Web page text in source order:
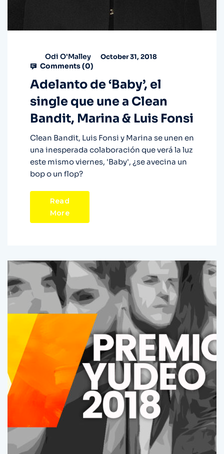
Odi O'Malley October 31, 2018
Comments (0)
Adelanto de ‘Baby’, el
single que une a Clean
Bandit, Marina & Luis Fonsi
Clean Bandit, Luis Fonsi y Marina se unen en
una inesperada colaboración que verá la luz
este mismo viernes, 'Baby', ¿se avecina un
bop o un flop?
Read
More